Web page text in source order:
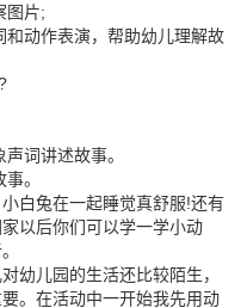
片;
动作表演，帮助幼儿理解故
词讲述故事。
。
兔在一起睡觉真舒服!还有
以后你们可以学一学小动
儿园的生活还比较陌生，
。在活动中一开始我先用动